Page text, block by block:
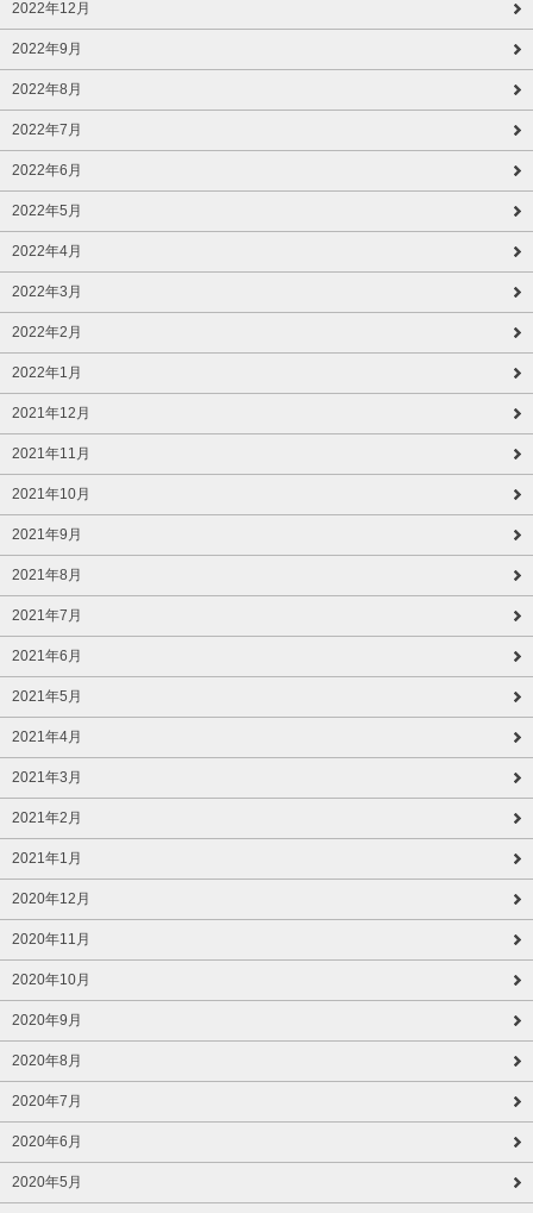
2022年12月
2022年9月
2022年8月
2022年7月
2022年6月
2022年5月
2022年4月
2022年3月
2022年2月
2022年1月
2021年12月
2021年11月
2021年10月
2021年9月
2021年8月
2021年7月
2021年6月
2021年5月
2021年4月
2021年3月
2021年2月
2021年1月
2020年12月
2020年11月
2020年10月
2020年9月
2020年8月
2020年7月
2020年6月
2020年5月